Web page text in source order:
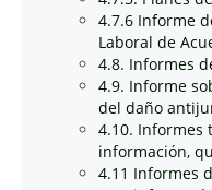
4.7.6 Informe
Laboral de
4.8. Informes
4.9. Informe
del daño
4.10. Informes
información,
4.11 Informes